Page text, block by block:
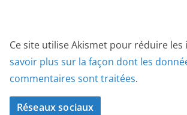
Ce site utilise Akismet pour réduire les
savoir plus sur la façon dont les
commentaires sont traitées.
Réseaux sociaux